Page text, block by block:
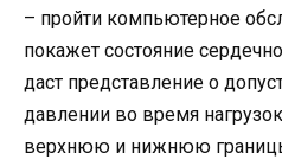
– пройти компьютерное
покажет состояние
даст представление о
давлении во время
верхнюю и нижнюю